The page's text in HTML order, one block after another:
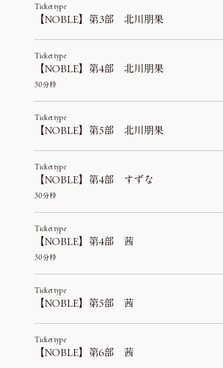
Ticket type
【NOBLE】第3部 北川朋果
Ticket type
【NOBLE】第4部 北川朋果
30分枠
Ticket type
【NOBLE】第5部 北川朋果
Ticket type
【NOBLE】第4部 すずな
30分枠
Ticket type
【NOBLE】第4部 茜
30分枠
Ticket type
【NOBLE】第5部 茜
Ticket type
【NOBLE】第6部 茜